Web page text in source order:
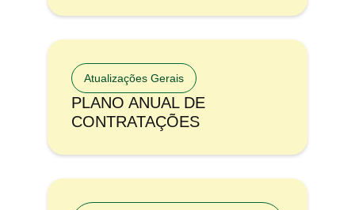
Atualizações Gerais
PLANO ANUAL DE
CONTRATAÇÕES